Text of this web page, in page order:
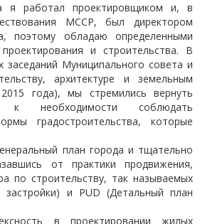
я работал проектировщиком и, в
МССР, был директором
поэтому обладаю определенными
и строительства. В
заседаний Муниципального совета и
архитектуре и земельным
года), мы стремились вернуть
к необходимости соблюдать
градостроительства, которые
план города и тщательно
от практики продвижения,
по строительству, так называемых
застройки) и PUD (Детальный план
в проектировании жилых